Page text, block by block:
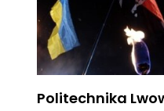
Politechnika